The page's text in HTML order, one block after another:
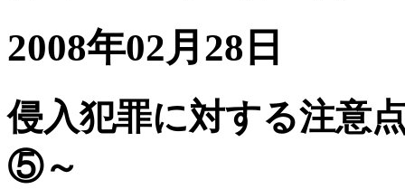
2008年02月28日
侵入犯罪に対する注意
⑤～